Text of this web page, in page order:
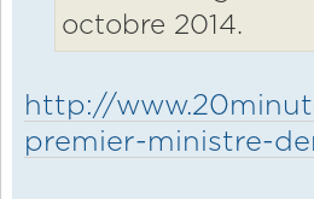
octobre 2014.
http://
premier-ministre-